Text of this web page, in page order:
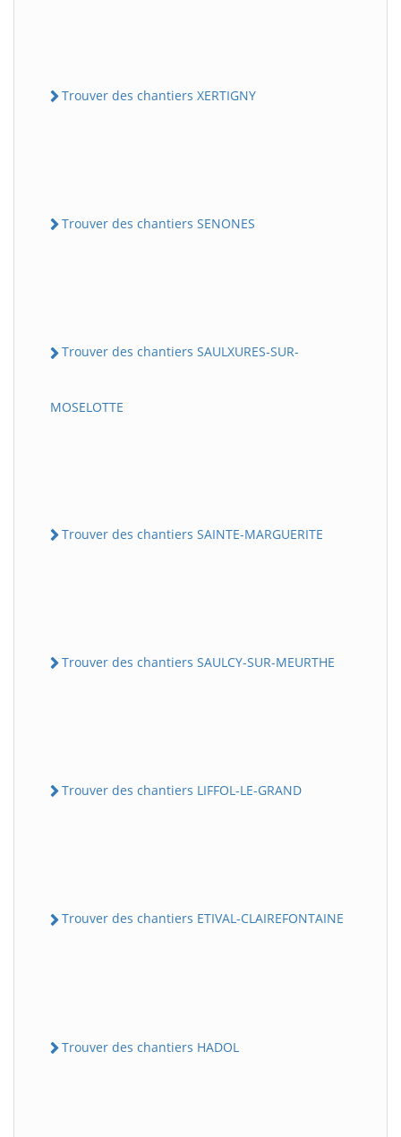
Trouver des chantiers XERTIGNY
Trouver des chantiers SENONES
Trouver des chantiers SAULXURES-SUR-
MOSELOTTE
Trouver des chantiers SAINTE-MARGUERITE
Trouver des chantiers SAULCY-SUR-MEURTHE
Trouver des chantiers LIFFOL-LE-GRAND
Trouver des chantiers ETIVAL-CLAIREFONTAINE
Trouver des chantiers HADOL